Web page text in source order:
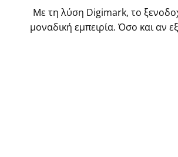
Με τη λύση Digimark, το
μοναδική εμπειρία. Όσο και αν